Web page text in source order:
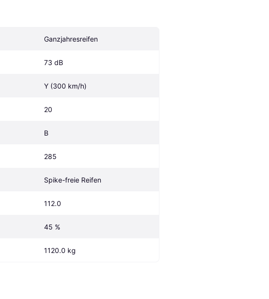
Ganzjahresreifen
73 dB
Y (300 km/h)
20
B
285
Spike-freie Reifen
112.0
45 %
1120.0 kg